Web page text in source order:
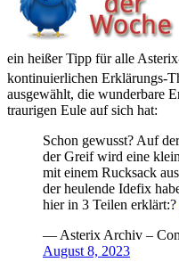
ein heißer Tipp für alle
kontinuierlichen Erklärungs-
ausgewählt, die wunderbare
traurigen Eule auf sich hat:
Schon gewusst? Auf
der Greif wird eine
mit einem Rucksack
der heulende Idefix
hier in 3 Teilen erklärt:?
— Asterix Archiv –
August 8, 2023